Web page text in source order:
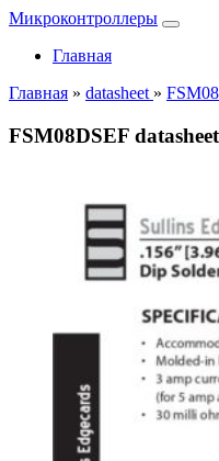
Микроконтроллеры
Главная
Главная » datasheet »
FSM08DSEF datasheet